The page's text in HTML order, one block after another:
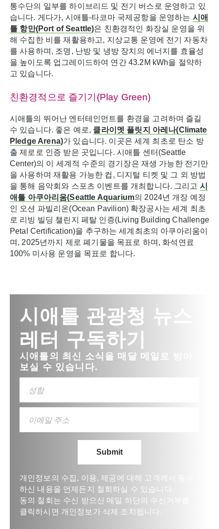
통수단의 일부를 하이브리드 및 전기 버스로 운영하고 있
습니다. 게다가, 시애틀-타코마 국제공항을 운영하는 시애
틀 항만(Port of Seattle)은 친환경적인 화장실 운영을 위
해 수집한 비를 재활용하고, 지상교통 운영에 전기 자동차
를 사용하며, 조명, 난방 및 냉방 장치의 에너지를 효율성
을 높이도록 업그레이드하여 연간 43.2M kWh을 절약하
고 있습니다.
친환경적으로 즐기기(Play Green)
시애틀의 뛰어난 엔터테인먼트를 환경을 고려하며 즐길
수 있습니다. 좋은 예로, 클라이멧 플릿지 아레나(Climate
Pledge Arena)가 있습니다. 이곳은 세계 최초로 탄소 방
출 제로로 인증 받은 곳입니다. 시애틀 센터(Seattle
Center)의 이 세계적 수준의 경기장은 재생 가능한 전기만
을 사용하며 재활용 가능한 컵, 디지털 티켓 및 그 외 방법
을 통해 음악회와 스포츠 이벤트를 개최합니다. 그리고 시
애틀 아쿠아리움(Seattle Aquarium의 2024년 개장 예정
인 오션 파빌리온(Ocean Pavilion) 확장공사는 세계 최초
로 리빙 빌딩 챌린지 페탈 인증(Living Building Challenge
Petal Certification)을 추구하는 세계최초의 아쿠아리움이
며, 2025년까지 제로 폐기물을 목표로 하며, 화석연료
100% 미사용 운영을 목표로 합니다.
시애틀 관광청 뉴스
레터 구독하기
시애틀의 최신 소식을 매달 메일로 받아
보실 수 있습니다.
개인정보의 수집, 이용, 제공에 대해 고객께서 동의
하신 내용을 언제든지 철회하실 수 있습니다.
동의 철회는 수신 받으신 메일 하단의 수신거부를
클릭하시면 개인정보가 삭제 조치됩니다.